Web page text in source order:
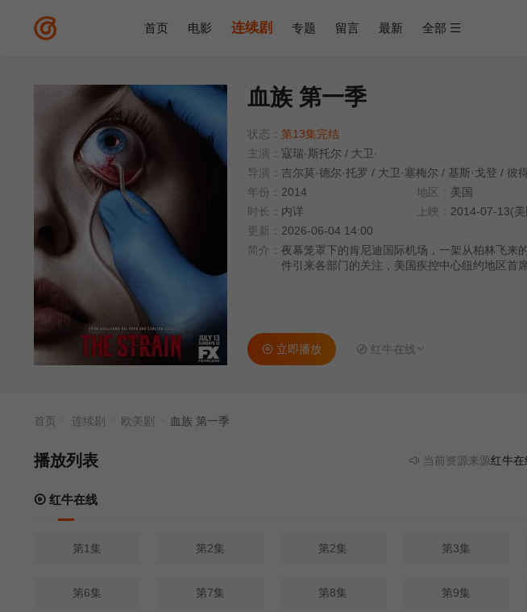
首页 电影 连续剧 专题 留言 最新 全部
血族 第一季
状态： 第13集完结
主演： 寇瑞·斯托尔 / 大卫·
导演： 吉尔莫·德尔·托罗 / 大卫·塞梅尔 / 基斯·戈登 / 彼
年份： 2014 地区： 美国
时长： 内详 上映： 2014-07-13(美
更新： 2026-06-04 14:00
简介： 夜幕笼罩下的肯尼迪国际机场，一架从柏林飞来
件引来各部门的关注，美国疾控中心纽约地区首
立即播放 红牛在线
首页 连续剧 欧美剧 血族 第一季
播放列表 当前资源来源 红牛在线-
红牛在线
第1集 第2集 第2集 第3集
第6集 第7集 第8集 第9集